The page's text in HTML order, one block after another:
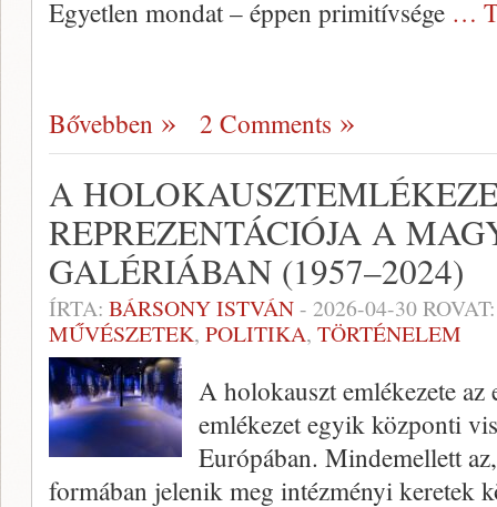
Egyetlen mondat – éppen primitívsége …
Bővebben 2 Comments
A
REPREZENTÁCIÓJA A
GALÉRIÁBAN (1957–2024)
ÍRTA: BÁRSONY ISTVÁN- 2026-04-30
MŰVÉSZETEK, POLITIKA, TÖRTÉNELEM
A holokauszt emlékezete
emlékezet egyik központi
Európában. Mindemellett
formában jelenik meg intézményi keretek